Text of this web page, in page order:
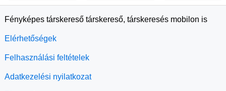
Fényképes társkereső társkereső, társkeresés mobilon is
Elérhetőségek
Felhasználási feltételek
Adatkezelési nyilatkozat